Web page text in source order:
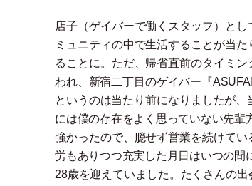
店子 （ゲイバーで働くスタッフ ）
とし
ミュニティの中で生活することが当
ることに。ただ、帰省直前のタイミ
われ、新宿二丁目のゲイバー『
というのは当たり前になりましたが
には僕の存在をよく思っていない先
強かったので、臆せず営業を続けて
労もありつつ充実した月日はいつの間
28歳を迎えていました。たくさんの